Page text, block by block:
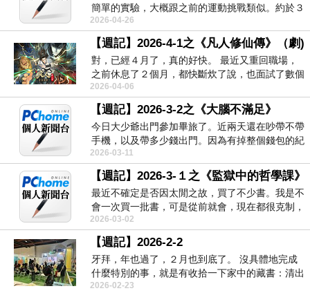
簡單的實驗，大概跟之前的運動挑戰類似。約於３
月底...
2026-04-26
【週記】2026-4-1之《凡人修仙傳》（劇)
對，已經４月了，真的好快。 最近又重回職場，
之前休息了２個月，都快斷炊了說，也面試了數個
職缺。...
2026-04-06
【週記】2026-3-2之《大腦不滿足》
今日大少爺出門參加畢旅了。近兩天還在吵帶不帶
手機，以及帶多少錢出門。因為有掉整個錢包的紀
錄，所以基本...
2026-03-11
【週記】2026-3-１之《監獄中的哲學課》
最近不確定是否因太閒之故，買了不少書。我是不
會一次買一批書，可是從前就會，現在都很克制，
就是至多一本...
2026-03-02
【週記】2026-2-2
牙拜，年也過了，２月也到底了。 沒具體地完成
什麼特別的事，就是有收拾一下家中的藏書：清出
很大可...
2026-02-23